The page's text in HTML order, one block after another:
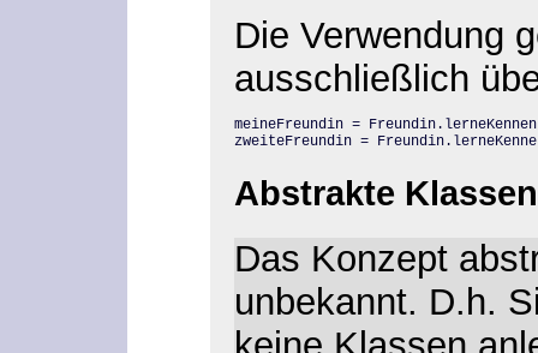
Die Verwendung
ausschließlich
meineFreundin =
zweiteFreundin =
Abstrakte Klassen
Das Konzept
unbekannt. D.h.